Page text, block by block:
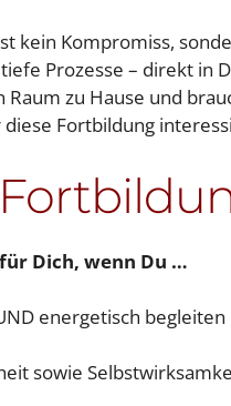
kein Kompromiss,
Prozesse – direkt in
zu Hause und
diese Fortbildung
Dich, wenn Du …
energetisch
sowie